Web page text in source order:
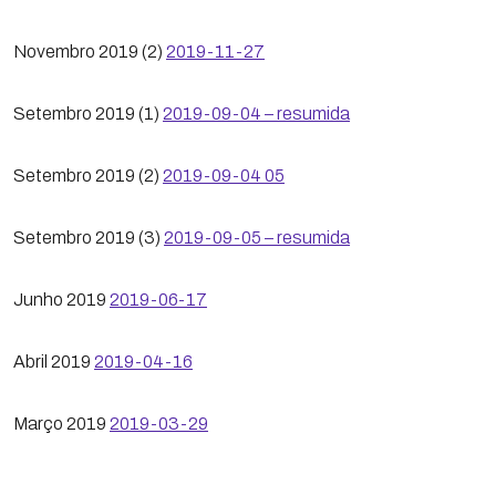
Novembro 2019 (2) 2019-11-27
Setembro 2019 (1) 2019-09-04 – resumida
Setembro 2019 (2) 2019-09-04 05
Setembro 2019 (3) 2019-09-05 – resumida
Junho 2019 2019-06-17
Abril 2019 2019-04-16
Março 2019 2019-03-29